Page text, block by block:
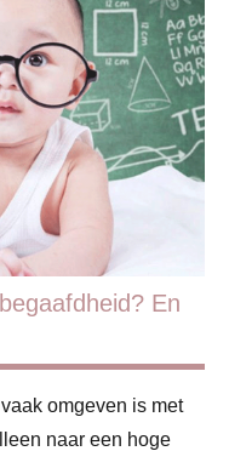
En
omgeven is met
naar een hoge